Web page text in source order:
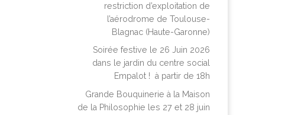
restriction d’exploitation de
l’aérodrome de Toulouse-
Blagnac (Haute-Garonne)
Soirée festive le 26 Juin 2026
dans le jardin du centre social
Empalot ! à partir de 18h
Grande Bouquinerie à la Maison
de la Philosophie les 27 et 28 juin